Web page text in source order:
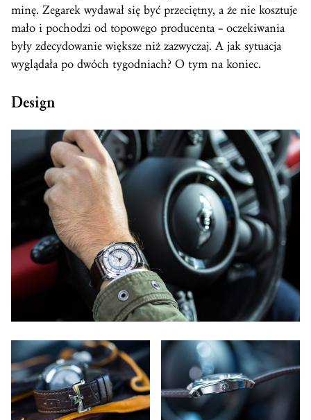
minę. Zegarek wydawał się być przeciętny, a że nie kosztuje
mało i pochodzi od topowego producenta – oczekiwania
były zdecydowanie większe niż zazwyczaj. A jak sytuacja
wyglądała po dwóch tygodniach? O tym na koniec.
Design